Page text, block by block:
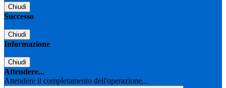
Chiudi
Successo
Chiudi
Informazione
Chiudi
Attendere...
Attendere il completamento dell'operazione...